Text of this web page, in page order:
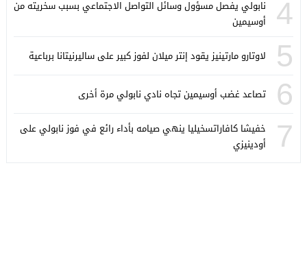
4
نابولي يفصل مسؤول وسائل التواصل الاجتماعي بسبب سخريته من
أوسيمين
5 لاوتارو مارتينيز يقود إنتر ميلان لفوز كبير على ساليرنيتانا برباعية
6 تصاعد غضب أوسيمين تجاه نادي نابولي مرة أخرى
7
خفيشا كافاراتسخيليا ينهي صيامه بأداء رائع في فوز نابولي على
أودينيزي